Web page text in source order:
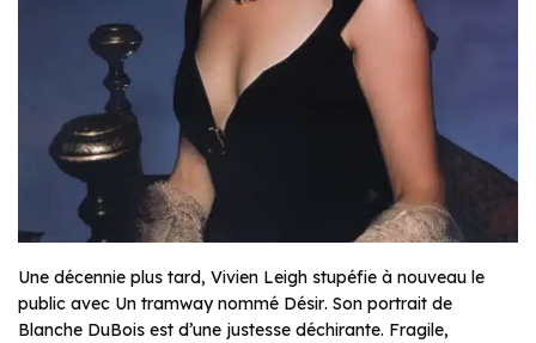
Une décennie plus tard, Vivien Leigh stupéfie à nouveau le
public avec Un tramway nommé Désir. Son portrait de
Blanche DuBois est d’une justesse déchirante. Fragile,